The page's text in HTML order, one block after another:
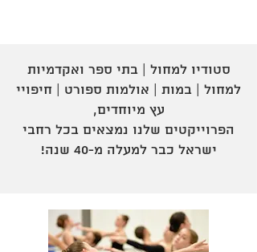
סטודיו למחול | בתי ספר ואקדמיות
למחול | במות | אולמות ספורט | חיפויי
עץ מיוחדים,
הפרוייקטים שלנו נמצאים בכל רחבי
ישראל כבר למעלה מ-40 שנה!